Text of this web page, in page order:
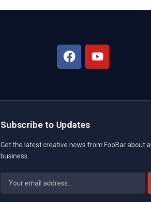
Subscribe to Updates
Get the latest creative news from FooBar about
business.